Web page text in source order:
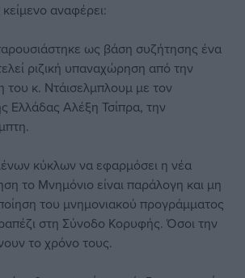
αναφέρει:
ως βάση συζήτησης ένα
ριζική υπαναχώρηση από την
του κ. Ντάισελμπλουμ με τον
Ελλάδας Αλέξη Τσίπρα, την
κύκλων να εφαρμόσει η νέα
το Μνημόνιο είναι παράλογη και μη
του μνημονιακού προγράμματος
στη Σύνοδο Κορυφής. Όσοι την
το χρόνο τους.